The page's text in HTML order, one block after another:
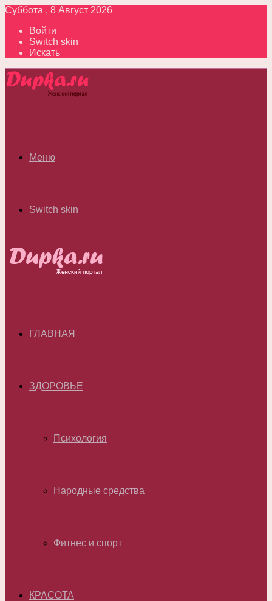
Суббота , 8 Август 2026
Войти
Switch skin
Искать
Меню
Switch skin
ГЛАВНАЯ
ЗДОРОВЬЕ
Психология
Народные средства
Фитнес и спорт
КРАСОТА